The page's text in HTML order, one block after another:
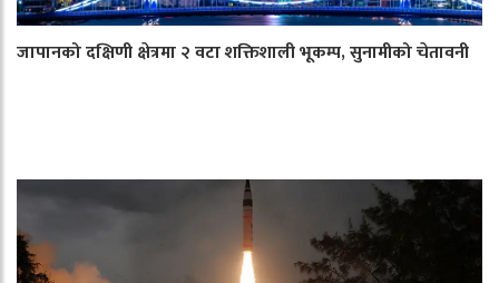
जापानको दक्षिणी क्षेत्रमा २ वटा शक्तिशाली भूकम्प, सुनामीको चेतावनी